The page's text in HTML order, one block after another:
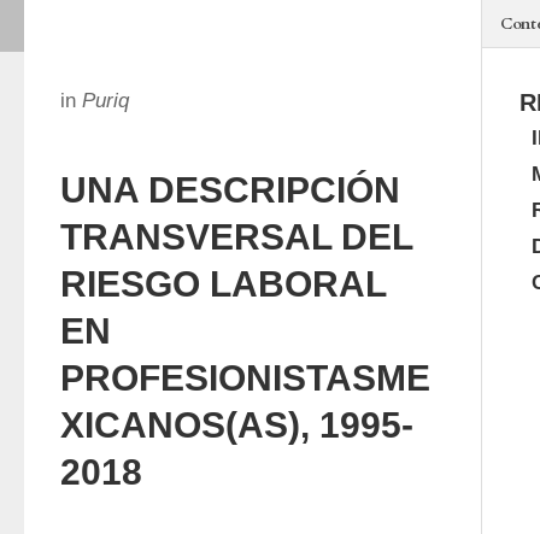
in Puriq
UNA DESCRIPCIÓN
TRANSVERSAL DEL
RIESGO LABORAL
EN
PROFESIONISTASME
XICANOS(AS), 1995-
2018